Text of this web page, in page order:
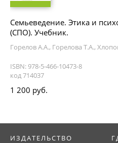
Семьеведение. Этика и
(СПО). Учебник.
Горелов А.А., Горелова Т.А.,
ISBN: 978-5-466-10473-8
код 714037
1 200 руб.
ИЗДАТЕЛЬСТВО